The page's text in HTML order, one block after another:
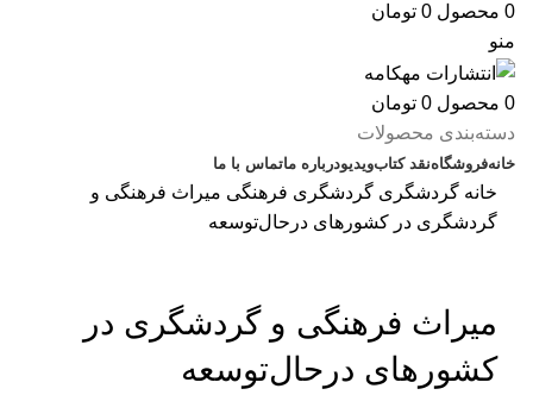
0 محصول 0 تومان
منو
0 محصول 0 تومان
دسته‌بندی محصولات
خانهفروشگاهنقد کتابویدیودرباره‌ ماتماس با ما
خانه گردشگری گردشگری فرهنگی میراث فرهنگی و
گردشگری در کشورهای در‌حال‌توسعه
میراث فرهنگی و گردشگری در
کشورهای در‌حال‌توسعه